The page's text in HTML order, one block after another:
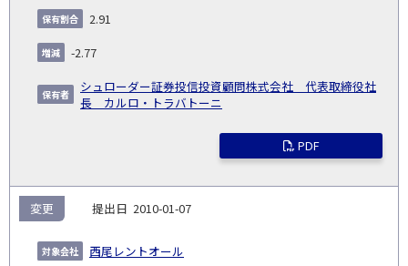
発
生
日
2.91
-2.77
シュローダー証券投信投資顧問株式会社 代表取締役社
長 カルロ・トラバトーニ
PDF
2010-01-07
西尾レントオール
変更